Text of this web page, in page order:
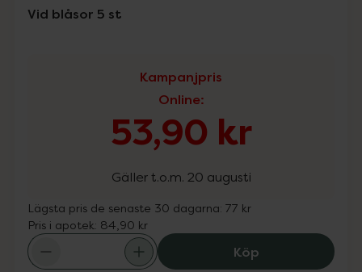
Vid blåsor 5 st
Kampanjpris
Online:
53,90 kr
Gäller t.o.m. 20 augusti
Lägsta pris de senaste 30 dagarna: 77 kr
Pris i apotek: 84,90 kr
KöpCompeed